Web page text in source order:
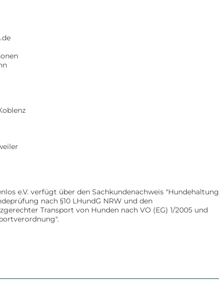
e.V. verfügt über den Sachkundenachweis "Hundehaltung
nach §10 LHundG NRW und den
Transport von Hunden nach VO (EG) 1/2005 und